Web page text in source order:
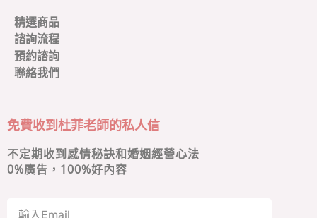
精選商品
諮詢流程
預約諮詢
聯絡我們
免費收到杜菲老師的私人信
不定期收到感情秘訣和婚姻經營心法
0%廣告，100%好內容